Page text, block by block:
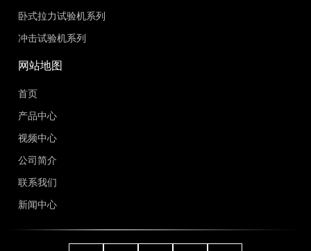
卧式拉力试验机系列
冲击试验机系列
网站地图
首页
产品中心
视频中心
公司简介
联系我们
新闻中心